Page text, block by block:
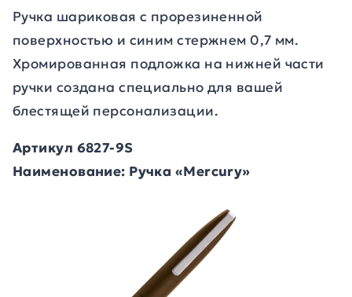
Ручка шариковая с прорезиненной
поверхностью и синим стержнем 0,7 мм.
Хромированная подложка на нижней части
ручки создана специально для вашей
блестящей персонализации.
Артикул 6827-9S
Наименование: Ручка «Mercury»